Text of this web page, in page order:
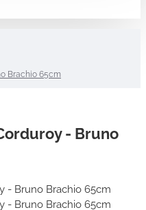
Brachio 65cm
- Bruno